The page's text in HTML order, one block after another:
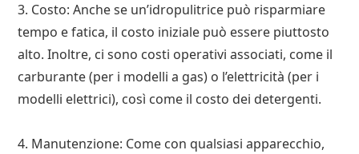
3. Costo: Anche se un’idropulitrice può risparmiare
tempo e fatica, il costo iniziale può essere piuttosto
alto. Inoltre, ci sono costi operativi associati, come il
carburante (per i modelli a gas) o l’elettricità (per i
modelli elettrici), così come il costo dei detergenti.
4. Manutenzione: Come con qualsiasi apparecchio,